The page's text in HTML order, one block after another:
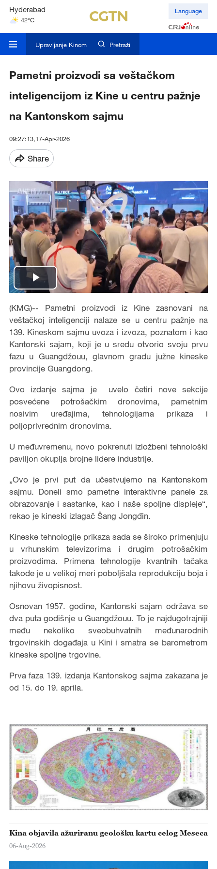
Hyderabad
42°C
Mumbai
Language
Upravljanje Kinom Pretraži
Pametni proizvodi sa veštačkom
inteligencijom iz Kine u centru pažnje
na Kantonskom sajmu
09:27:13,17-Apr-2026
Share
Play
Video
(KMG)-- Pametni proizvodi iz Kine zasnovani na
veštačkoj inteligenciji nalaze se u centru pažnje na
139. Kineskom sajmu uvoza i izvoza, poznatom i kao
Kantonski sajam, koji je u sredu otvorio svoju prvu
fazu u Guangdžouu, glavnom gradu južne kineske
provincije Guangdong.
Ovo izdanje sajma je uvelo četiri nove sekcije
posvećene potrošačkim dronovima, pametnim
nosivim uređajima, tehnologijama prikaza i
poljoprivrednim dronovima.
U međuvremenu, novo pokrenuti izložbeni tehnološki
paviljon okuplja brojne lidere industrije.
„Ovo je prvi put da učestvujemo na Kantonskom
sajmu. Doneli smo pametne interaktivne panele za
obrazovanje i sastanke, kao i naše spoljne displeje“,
rekao je kineski izlagač Šang Jongđin.
Kineske tehnologije prikaza sada se široko primenjuju
u vrhunskim televizorima i drugim potrošačkim
proizvodima. Primena tehnologije kvantnih tačaka
takođe je u velikoj meri poboljšala reprodukciju boja i
njihovu živopisnost.
Osnovan 1957. godine, Kantonski sajam održava se
dva puta godišnje u Guangdžouu. To je najdugotrajniji
među nekoliko sveobuhvatnih međunarodnih
trgovinskih događaja u Kini i smatra se barometrom
kineske spoljne trgovine.
Prva faza 139. izdanja Kantonskog sajma zakazana je
od 15. do 19. aprila.
Kina objavila ažuriranu geološku kartu celog Meseca
06-Aug-2026